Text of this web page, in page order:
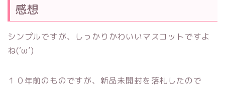
感想
シンプルですが、しっかりかわいいマスコットですよ
ね(‘ω’)
１０年前のものですが、新品未開封を落札したので